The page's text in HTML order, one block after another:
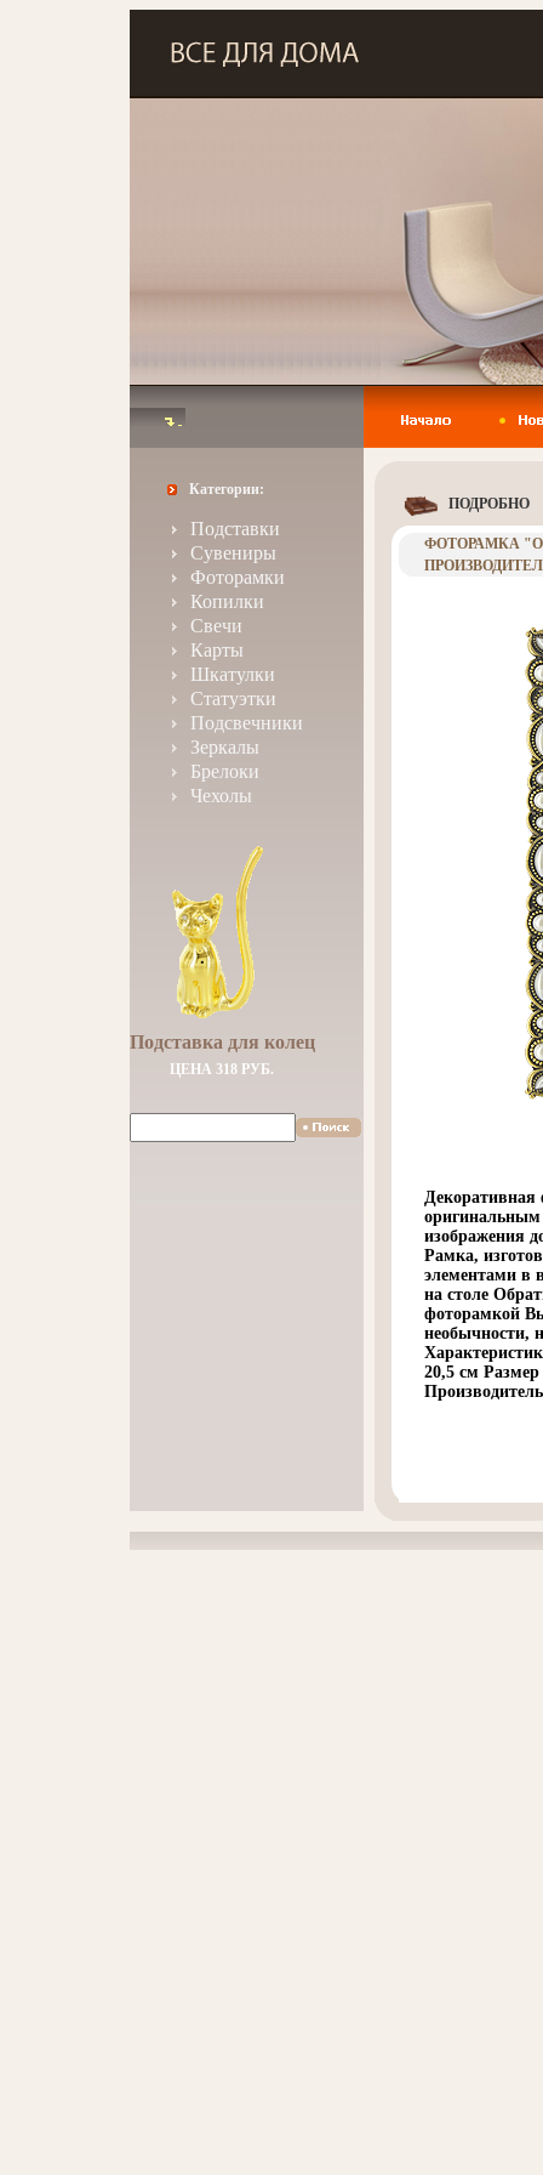
Категории:
Подставки
Сувениры
Фоторамки
Копилки
Свечи
Карты
Шкатулки
Статуэтки
Подсвечники
Зеркалы
Брелоки
Чехолы
Подставка для колец
ЦЕНА 318 РУБ.
ПОДРОБНО
ФОТОРАМКА
оригинальным
изображения
Рамка,
элементами в
на столе
фоторамкой Вы
необычности,
20,5 см